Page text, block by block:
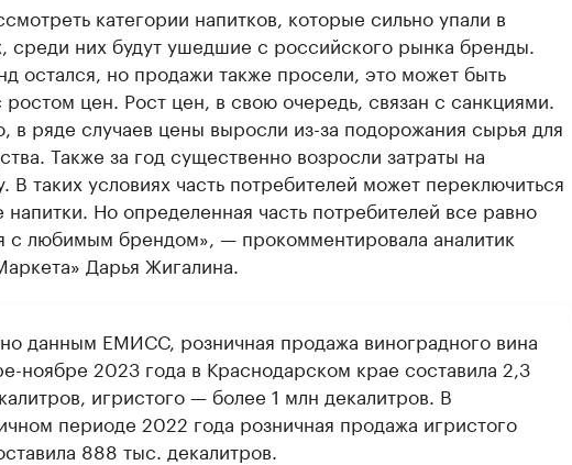
категории напитков, которые сильно упали в
среди них будут ушедшие с российского рынка бренды.
остался, но продажи также просели, это может быть
ростом цен. Рост цен, в свою очередь, связан с санкциями.
в ряде случаев цены выросли из-за подорожания сырья для
Также за год существенно возросли затраты на
В таких условиях часть потребителей может переключиться
напитки. Но определенная часть потребителей все равно
с любимым брендом», — прокомментировала аналитик
Дарья Жигалина.
данным ЕМИСС, розничная продажа виноградного вина
ноябре 2023 года в Краснодарском крае составила 2,3
игристого — более 1 млн декалитров. В
периоде 2022 года розничная продажа игристого
888 тыс. декалитров.